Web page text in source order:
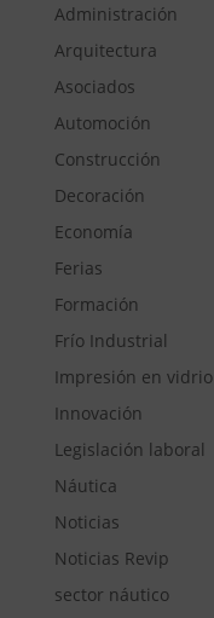
Administración
Arquitectura
Asociados
Automoción
Construcción
Decoración
Economía
Ferias
Formación
Frío Industrial
Impresión en vidrio
Innovación
Legislación laboral
Náutica
Noticias
Noticias Revip
sector náutico